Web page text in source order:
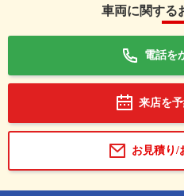
車両に関する
電話を
来店を
お見積り/